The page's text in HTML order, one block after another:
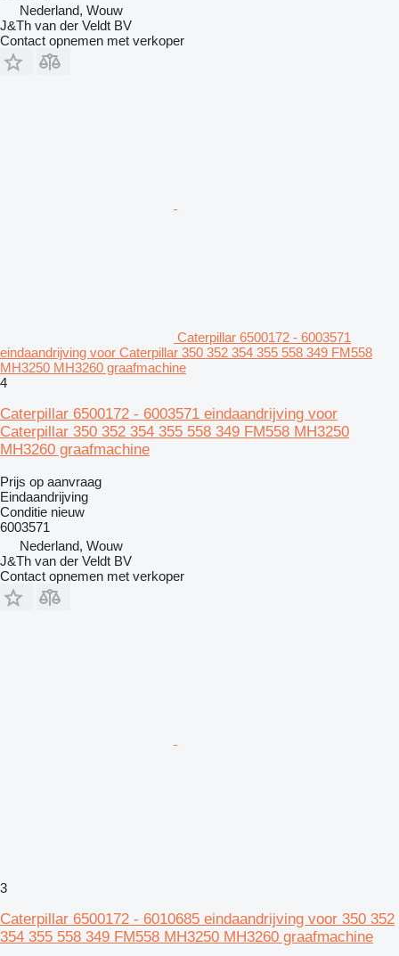
Nederland, Wouw
J&Th van der Veldt BV
Contact opnemen met verkoper
Caterpillar 6500172 - 6003571
eindaandrijving voor Caterpillar 350 352 354 355 558 349 FM558
MH3250 MH3260 graafmachine
4
Caterpillar 6500172 - 6003571 eindaandrijving voor
Caterpillar 350 352 354 355 558 349 FM558 MH3250
MH3260 graafmachine
Prijs op aanvraag
Eindaandrijving
Conditie nieuw
6003571
Nederland, Wouw
J&Th van der Veldt BV
Contact opnemen met verkoper
3
Caterpillar 6500172 - 6010685 eindaandrijving voor 350 352
354 355 558 349 FM558 MH3250 MH3260 graafmachine